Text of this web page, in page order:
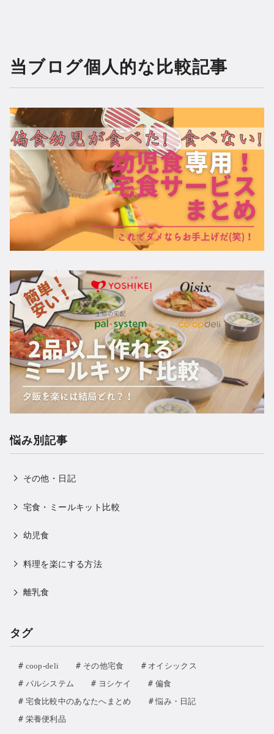
当ブログ個人的な比較記事
悩み別記事
その他・日記
宅食・ミールキット比較
幼児食
料理を楽にする方法
離乳食
タグ
coop-deli その他宅食 オイシックス
パルシステム ヨシケイ 偏食
宅食比較中のあなたへまとめ 悩み・日記
栄養便利品